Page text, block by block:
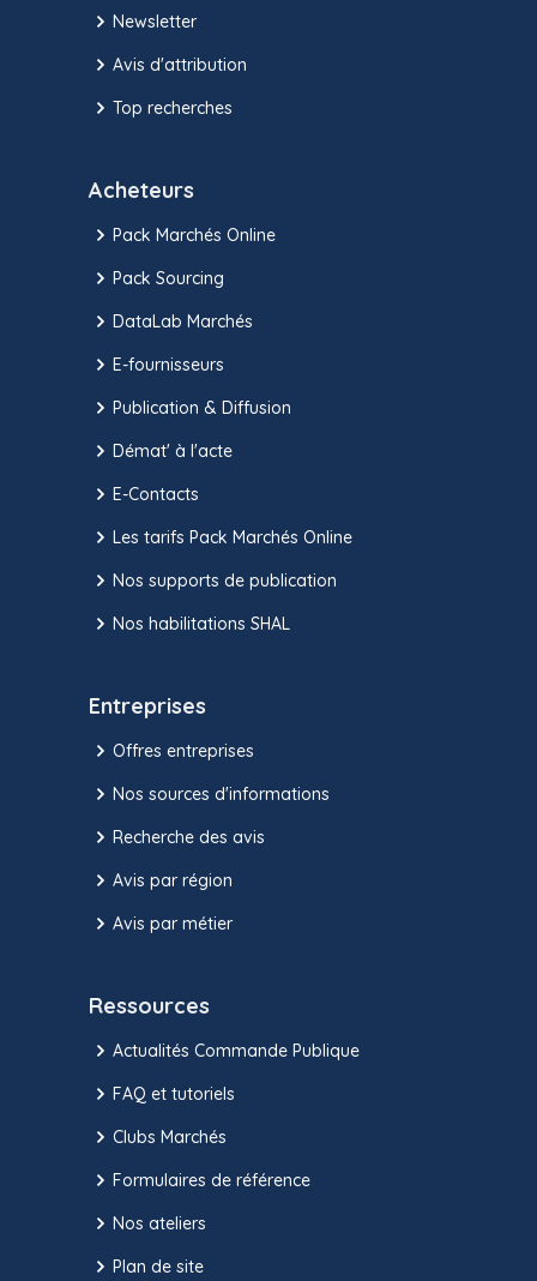
Newsletter
Avis d'attribution
Top recherches
Acheteurs
Pack Marchés Online
Pack Sourcing
DataLab Marchés
E-fournisseurs
Publication & Diffusion
Démat' à l'acte
E-Contacts
Les tarifs Pack Marchés Online
Nos supports de publication
Nos habilitations SHAL
Entreprises
Offres entreprises
Nos sources d'informations
Recherche des avis
Avis par région
Avis par métier
Ressources
Actualités Commande Publique
FAQ et tutoriels
Clubs Marchés
Formulaires de référence
Nos ateliers
Plan de site